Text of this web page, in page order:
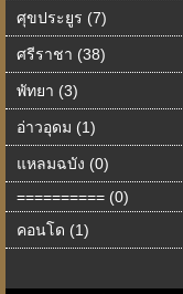
ศุขประยูร (7)
ศรีราชา (38)
พัทยา (3)
อ่าวอุดม (1)
แหลมฉบัง (0)
========== (0)
คอนโด (1)